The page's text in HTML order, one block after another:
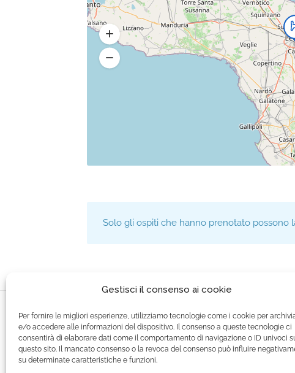
Gestisci il consenso ai cookie
Per fornire le migliori esperienze, utilizziamo tecnologie come i cookie per
e/o accedere alle informazioni del dispositivo. Il consenso a queste tecnologie ci
consentirà di elaborare dati come il comportamento di navigazione o ID univoci
questo sito. Il mancato consenso o la revoca del consenso può influire
su determinate caratteristiche e funzioni.
Solo gli ospiti che hanno prenotato possono